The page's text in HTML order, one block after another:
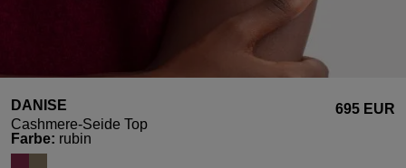
DANISE
Cashmere-Seide Top
695 EUR
Farbeauswählen
: rubin